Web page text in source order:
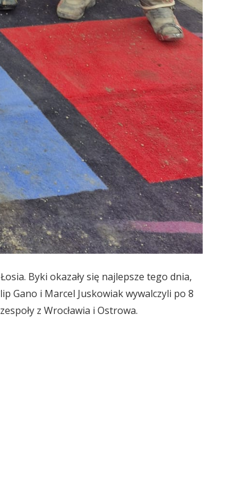
Byki okazały się najlepsze tego dnia,
Gano i Marcel Juskowiak wywalczyli po 8
z Wrocławia i Ostrowa.